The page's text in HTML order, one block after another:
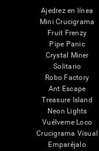
Ajedrez en línea
Mini Crucigrama
Fruit Frenzy
Pipe Panic
Crystal Miner
Solitario
Robo Factory
Ant Escape
Treasure Island
Neon Lights
Vuélveme Loco
Crucigrama Visual
Emparéjalo